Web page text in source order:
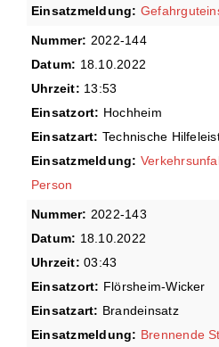
Einsatzmeldung:
Nummer: 2022-144
Datum: 18.10.2022
Uhrzeit: 13:53
Einsatzort: Hochheim
Einsatzart: Technische
Einsatzmeldung:
Person
Nummer: 2022-143
Datum: 18.10.2022
Uhrzeit: 03:43
Einsatzort: Flörsheim-Wicker
Einsatzart: Brandeinsatz
Einsatzmeldung: Brennende